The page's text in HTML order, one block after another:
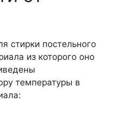
стирки постельного
из которого оно
температуры в